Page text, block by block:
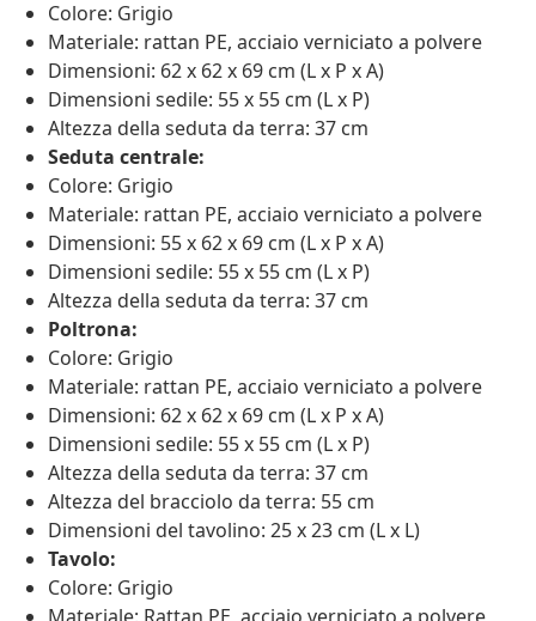
Colore: Grigio
Materiale: rattan PE, acciaio verniciato a polvere
Dimensioni: 62 x 62 x 69 cm (L x P x A)
Dimensioni sedile: 55 x 55 cm (L x P)
Altezza della seduta da terra: 37 cm
Seduta centrale:
Colore: Grigio
Materiale: rattan PE, acciaio verniciato a polvere
Dimensioni: 55 x 62 x 69 cm (L x P x A)
Dimensioni sedile: 55 x 55 cm (L x P)
Altezza della seduta da terra: 37 cm
Poltrona:
Colore: Grigio
Materiale: rattan PE, acciaio verniciato a polvere
Dimensioni: 62 x 62 x 69 cm (L x P x A)
Dimensioni sedile: 55 x 55 cm (L x P)
Altezza della seduta da terra: 37 cm
Altezza del bracciolo da terra: 55 cm
Dimensioni del tavolino: 25 x 23 cm (L x L)
Tavolo:
Colore: Grigio